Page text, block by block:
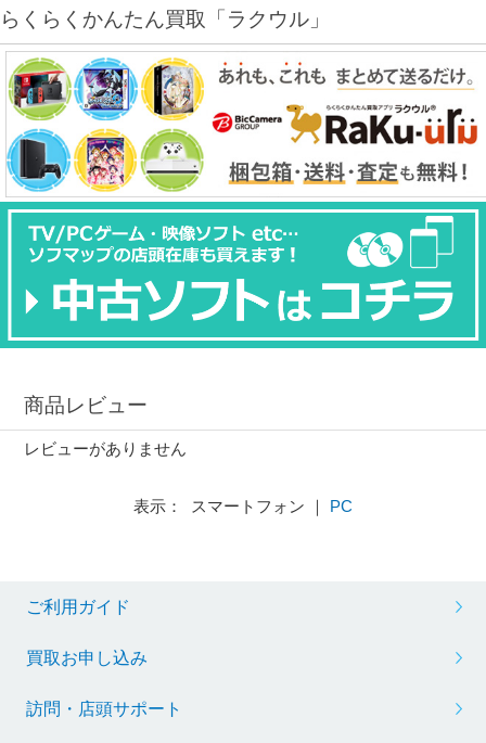
らくらくかんたん買取「ラクウル」
商品レビュー
レビューがありません
表示： スマートフォン ｜ PC
ご利用ガイド
買取お申し込み
訪問・店頭サポート